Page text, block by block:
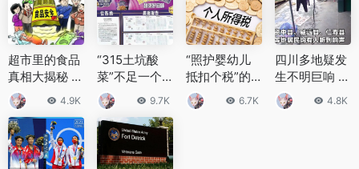
超市里的食品
真相大揭秘 关
于食品安全的
重要性
4.9K
“315土坑酸
菜”不足一个
月，老坛酸菜
方便面又被重
新上架
9.7K
“照护婴幼儿
抵扣个税”的2
1个问答，如
何申请？谁能
6.7K
四川多地疑发
生不明巨响 官
方回应：未发
现相关紧急情
4.8K